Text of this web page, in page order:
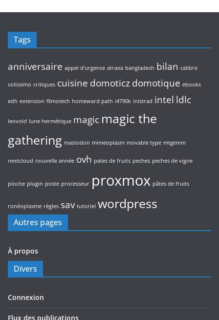
Tags
anniversaire appel d'urgence atraxa bangladesh bilan calibre
colissimo critiques cuisine domoticzdomotique ebooks
edh extension filmotech homeward path i4790k inistrad intel ldlc
leovold lune hermétique magic magic the
gathering mastodon mimeoplasm movable type mtgemm
nextcloud nouvelle année ovh pates de fruits peches peches de vigne
pioche plugin poste processeur proxmox pâtes de fruits
ronéoplasme règles sav tutoriel wordpress
Autres pages
À propos
Divers
Connexion
Flux des publications